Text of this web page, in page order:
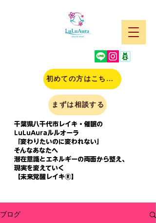
千葉県八千代市レイキ・催眠の
LuLuAuraルルオーラ
「変わりたいのに変われない」
そんなあなたへ
潜在意識とエネルギーの両面から整え、
現実を変えていく
【未来覚醒レイキⓇ】
初めての方はこちら(申込)
まずは相談する
ブログ